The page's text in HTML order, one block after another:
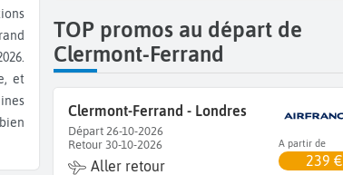
et
TOP promos au départ de
Clermont-Ferrand
Clermont-Ferrand - Londres
Départ 26-10-2026
Retour 30-10-2026
Aller retour
A partir de
239 €